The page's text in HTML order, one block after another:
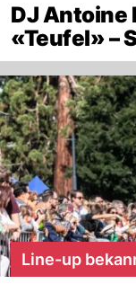
DJ Antoine
«Teufel» –
Line-up